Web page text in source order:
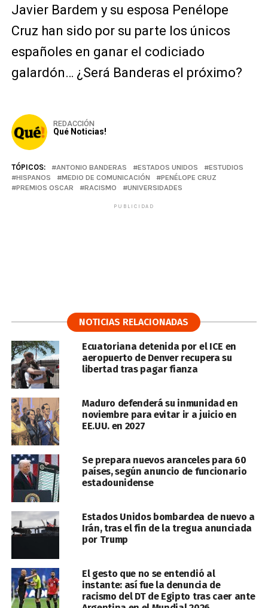
Javier Bardem y su esposa Penélope
Cruz han sido por su parte los únicos
españoles en ganar el codiciado
galardón… ¿Será Banderas el próximo?
REDACCIÓN
Qué Noticias!
TÓPICOS: ANTONIO BANDERAS ESTADOS UNIDOS
ESTUDIOS
HISPANOS
MEDIO DE COMUNICACIÓN
PENÉLOPE CRUZ
PREMIOS OSCAR
RACISMO UNIVERSIDADES
PUBLICIDAD
NOTICIAS RELACIONADAS
Ecuatoriana detenida por el ICE en
aeropuerto de Denver recupera su
libertad tras pagar fianza
Maduro defenderá su inmunidad en
noviembre para evitar ir a juicio en
EE.UU. en 2027
Se prepara nuevos aranceles para 60
países, según anuncio de funcionario
estadounidense
Estados Unidos bombardea de nuevo a
Irán, tras el fin de la tregua anunciada
por Trump
El gesto que no se entendió al
instante: así fue la denuncia de
racismo del DT de Egipto tras caer ante